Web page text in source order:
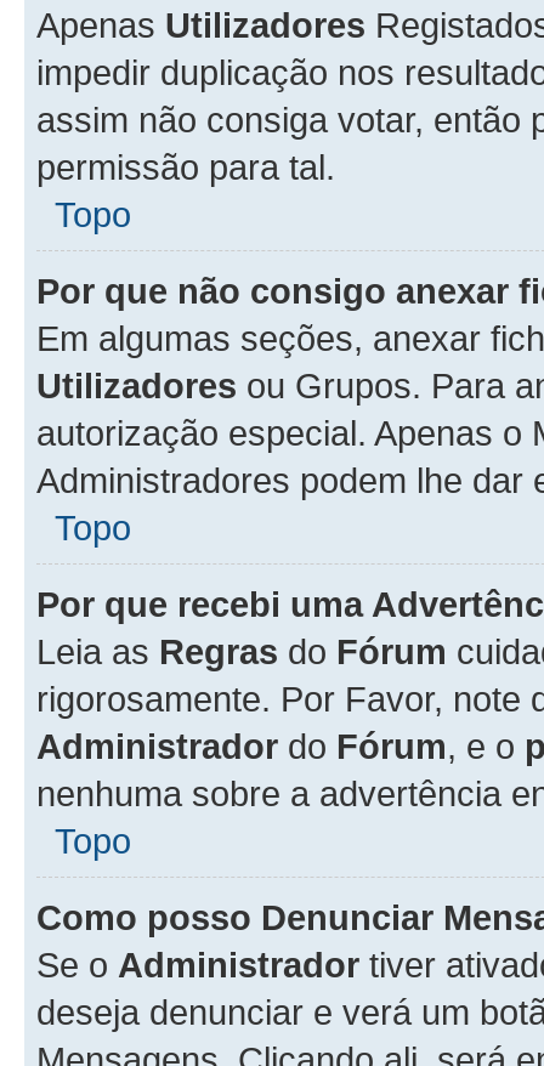
Apenas Utilizadores
impedir duplicação nos
assim não consiga votar, então
permissão para tal.
Topo
Por que não consigo anexar
Em algumas seções, anexar
Utilizadores ou Grupos. Para
autorização especial. Apenas o
Administradores podem lhe
Topo
Por que recebi uma
Leia as Regras do Fórum
rigorosamente. Por Favor, note
Administrador do Fórum, e o
nenhuma sobre a advertência
Topo
Como posso Denunciar
Se o Administrador tiver
deseja denunciar e verá um